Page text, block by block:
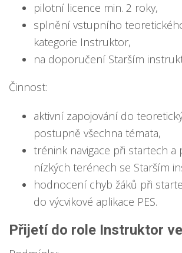
pilotní licence min. 2 roky,
splnění vstupního
kategorie Instruktor,
na doporučení Starším
Činnost:
aktivní zapojování do
postupně všechna témata,
trénink navigace při startech a
nízkých terénech se Starším
hodnocení chyb žáků při
do výcvikové aplikace PES.
Přijetí do role Instruktor